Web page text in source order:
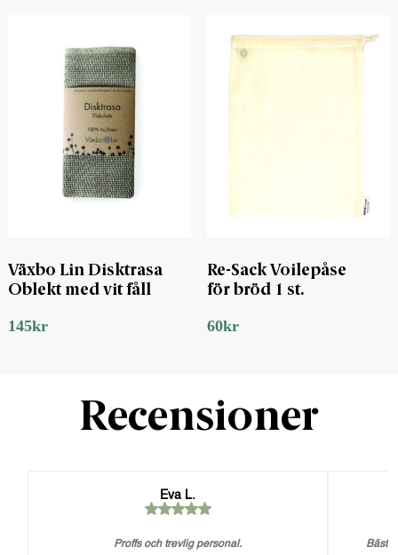
Växbo Lin Disktrasa
Oblekt med vit fåll
145kr
Re-Sack Voilepåse
för bröd 1 st.
60kr
Recensioner
Eva L.
Proffs och trevlig personal. Bästa